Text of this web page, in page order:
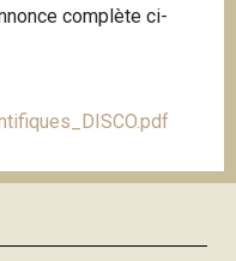
complète ci-